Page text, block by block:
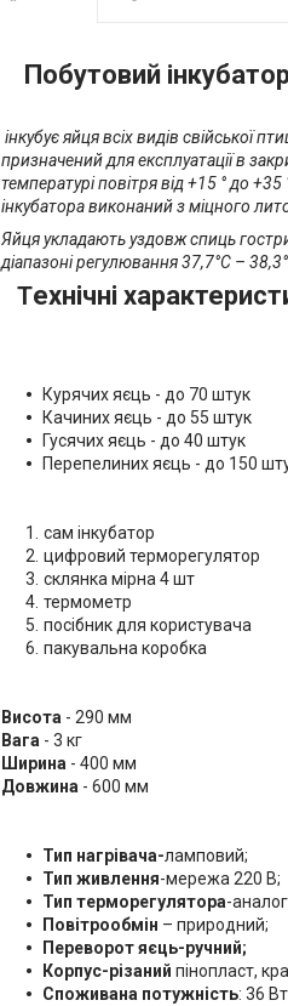
Побутовий
інкубує яйця всіх видів свійської
призначений для експлуатації в
температурі повітря від +15 ° до
інкубатора виконаний з міцного
Яйця укладають уздовж спиць
діапазоні регулювання 37,7°C –
Технічні
Курячих яєць - до 70 штук
Качиних яєць - до 55 штук
Гусячих яєць - до 40 штук
Перепелиних яєць - до 150
сам інкубатор
цифровий терморегулятор
склянка мірна 4 шт
термометр
посібник для користувача
пакувальна коробка
Висота - 290 мм
Вага - 3 кг
Ширина - 400 мм
Довжина - 600 мм
Тип нагрівача-ламповий;
Тип живлення-мережа 220 В;
Тип терморегулятора-
Повітрообмін – природний;
Переворот яєць-ручний;
Корпус-різаний пінопласт,
Споживана потужність: 36